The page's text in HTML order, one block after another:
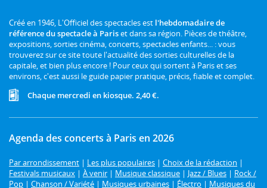
Créé en 1946, L'Officiel des spectacles est l'hebdomadaire de
référence du spectacle à Pariset dans sa région. Pièces de théâtre,
expositions, sorties cinéma, concerts, spectacles enfants... : vous
trouverez sur ce site toute l'actualité des sorties culturelles de la
capitale, et bien plus encore ! Pour ceux qui sortent à Paris et ses
environs, c'est aussi le guide papier pratique, précis, fiable et complet.
Chaque mercredi en kiosque. 2,40 €.
Agenda des concerts à Paris en 2026
Par arrondissement | Les plus populaires | Choix de la rédaction |
Festivals musicaux | À venir | Musique classique | Jazz / Blues | Rock /
Pop | Chanson / Variété | Musiques urbaines | Électro | Musiques du